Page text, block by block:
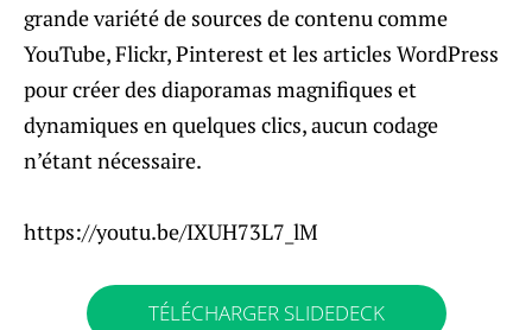
grande variété de sources de contenu comme
YouTube, Flickr, Pinterest et les articles WordPress
pour créer des diaporamas magnifiques et
dynamiques en quelques clics, aucun codage
n’étant nécessaire.
https://youtu.be/IXUH73L7_lM
TÉLÉCHARGER SLIDEDECK